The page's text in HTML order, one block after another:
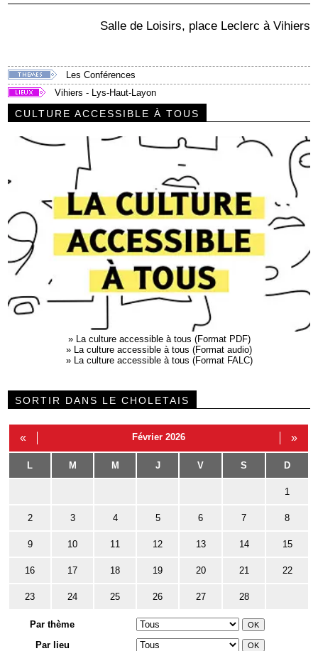
Salle de Loisirs, place Leclerc à Vihiers
Les Conférences
Vihiers - Lys-Haut-Layon
CULTURE ACCESSIBLE À TOUS
»
La culture accessible à tous (Format PDF)
»
La culture accessible à tous (Format audio)
»
La culture accessible à tous (Format FALC)
SORTIR DANS LE CHOLETAIS
« Février 2026 »
L M M J V S D
1
2 3 4 5 6 7 8
9 10 11 12 13 14 15
16 17 18 19 20 21 22
23 24 25 26 27 28
Par thème
Par lieu